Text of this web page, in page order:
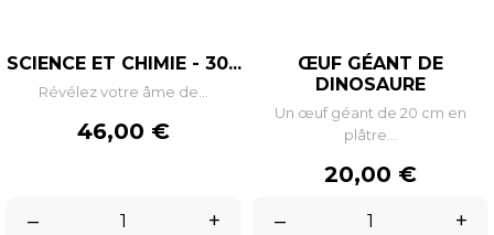
SCIENCE ET CHIMIE - 30...
Révélez votre âme de...
Prix
46,00 €
– +
ŒUF GÉANT DE
DINOSAURE
Un œuf géant de 20 cm en
plâtre...
Prix
20,00 €
–
+